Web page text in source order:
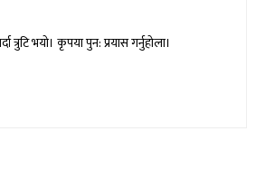
त्रुटि भयो। कृपया पुन: प्रयास गर्नुहोला।